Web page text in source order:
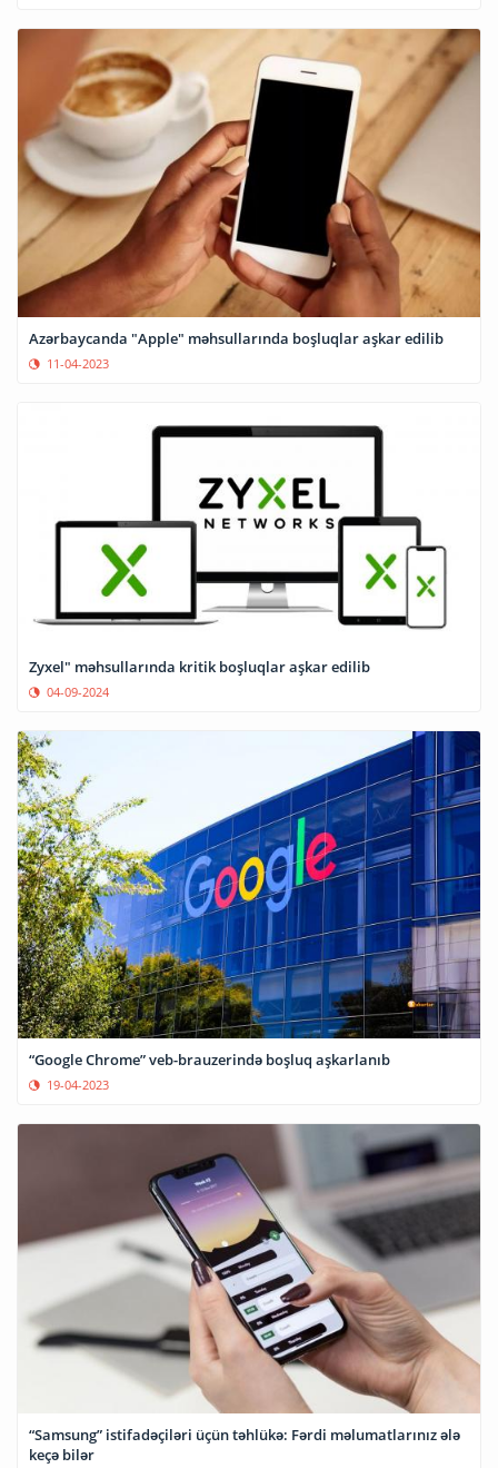
Azərbaycanda "Apple" məhsullarında boşluqlar aşkar edilib
11-04-2023
Zyxel" məhsullarında kritik boşluqlar aşkar edilib
04-09-2024
“Google Chrome” veb-brauzerində boşluq aşkarlanıb
19-04-2023
“Samsung” istifadəçiləri üçün təhlükə: Fərdi məlumatlarınız ələ
keçə bilər